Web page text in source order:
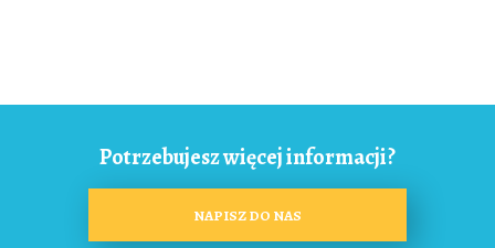
Potrzebujesz więcej informacji?
NAPISZ DO NAS